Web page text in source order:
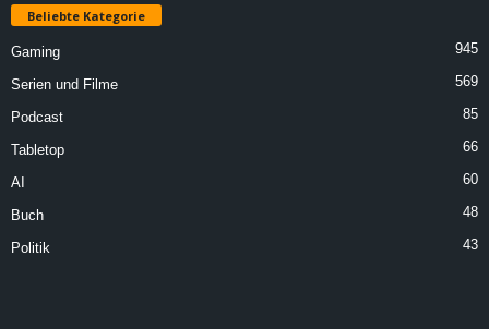
Beliebte Kategorie
Gaming 945
Serien und Filme 569
Podcast 85
Tabletop 66
AI 60
Buch 48
Politik 43